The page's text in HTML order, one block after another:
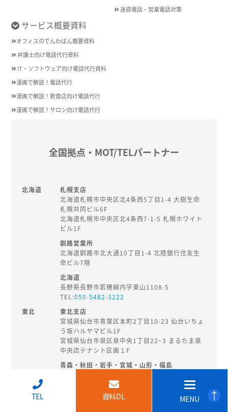
↑
迷惑電話・営業電話対策
サービス概要資料
オフィスのでんわばん概要資料
弁護士向け電話代行資料
IT・ソフトウェア向け電話代行資料
漫画で解説！電話代行
漫画で解説！飲食店向け電話代行
漫画で解説！サロン向け電話代行
全国拠点・MOT/TELパートナー
北海道
札幌支店
北海道札幌市中央区北4条西5丁目1-4 大樹生命
札幌共同ビル6F
北海道札幌市中央区北4条西7-1-5 札幌ホワイト
ビル1F
釧路営業所
北海道釧路市北大通10丁目1-4 北陸銀行住友生
命ビル7階
北海道
長野県長野市若穂綿内字東山1108-5
TEL:050-5482-3222
東北
東北支店
宮城県仙台市青葉区本町2丁目10-23 仙台いちょ
う坂ハルヤマビル1F
宮城県仙台市泉区泉中央1丁目22−3 まるたま泉
中央店テナント区画１F
青森・秋田・岩手・宮城・山形・福島
018-874-8202
北陸・
TEL 資料DL MENU